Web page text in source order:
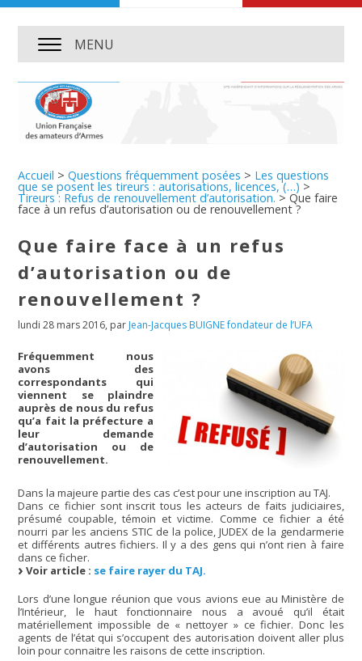
MENU
Accueil >Questions fréquemment posées > Les questions
que se posent les tireurs : autorisations, licences, (…) >
Tireurs : Refus de renouvellement d’autorisation.>Que faire
face à un refus d’autorisation ou de renouvellement ?
Que faire face à un refus
d’autorisation ou de
renouvellement ?
lundi 28 mars 2016, par Jean-Jacques BUIGNE fondateur de l’UFA
Fréquemment nous
avons des
correspondants qui
viennent se plaindre
auprès de nous du refus
qu’a fait la préfecture a
leur demande
d’autorisation ou de
renouvellement.
Dans la majeure partie des cas c’est pour une inscription au TAJ.
Dans ce fichier sont inscrit tous les acteurs de faits judiciaires,
présumé coupable, témoin et victime. Comme ce fichier a été
nourri par les anciens STIC de la police, JUDEX de la gendarmerie
et différents autres fichiers. Il y a des gens qui n’ont rien à faire
dans ce ficher.
Voir article : se faire rayer du TAJ.
Lors d’une longue réunion que vous avions eue au Ministère de
l’Intérieur, le haut fonctionnaire nous a avoué qu’il était
matériellement impossible de « nettoyer » ce fichier. Donc les
agents de l’état qui s’occupent des autorisation doivent aller plus
loin pour connaitre les raisons de cette inscription.